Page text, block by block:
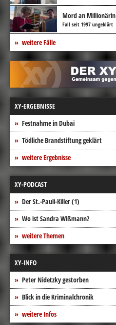
Mord an Millionärin
Fall seit 1997 ungeklärt
weitere Fälle
XY-ERGEBNISSE
Festnahme in Dubai
Tödliche Brandstiftung geklärt
weitere Ergebnisse
XY-PODCAST
Der St.-Pauli-Killer (1)
Wo ist Sandra Wißmann?
weitere Themen
XY-INFO
Peter Nidetzky gestorben
Blick in die Kriminalchronik
weitere Infos